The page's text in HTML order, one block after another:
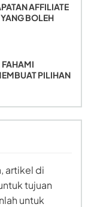
AFFILIATE
BOLEH
FAHAMI
PILIHAN
artikel di
tujuan
untuk